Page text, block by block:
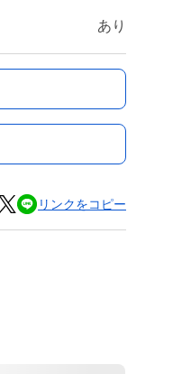
あり
リンクをコピー